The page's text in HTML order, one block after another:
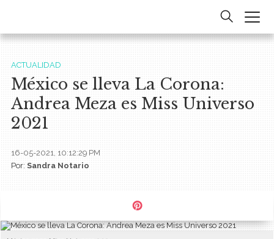
ACTUALIDAD
México se lleva La Corona:
Andrea Meza es Miss Universo
2021
16-05-2021, 10:12:29 PM
Por:Sandra Notario